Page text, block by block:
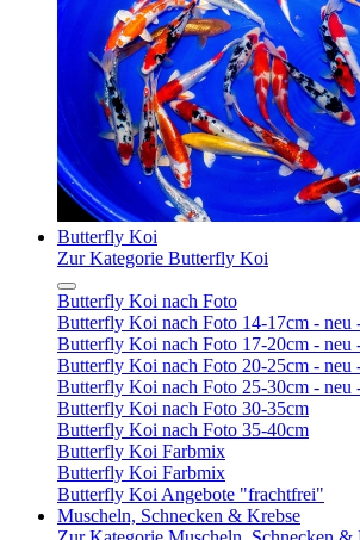
Butterfly Koi
Zur Kategorie Butterfly Koi
Butterfly Koi nach Foto
Butterfly Koi nach Foto 14-17cm - neu
Butterfly Koi nach Foto 17-20cm - neu
Butterfly Koi nach Foto 20-25cm - neu
Butterfly Koi nach Foto 25-30cm - neu
Butterfly Koi nach Foto 30-35cm
Butterfly Koi nach Foto 35-40cm
Butterfly Koi Farbmix
Butterfly Koi Farbmix
Butterfly Koi Angebote "frachtfrei"
Muscheln, Schnecken & Krebse